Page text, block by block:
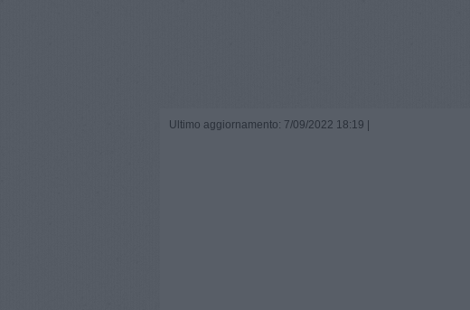
Ultimo aggiornamento: 7/09/2022 18:19 |